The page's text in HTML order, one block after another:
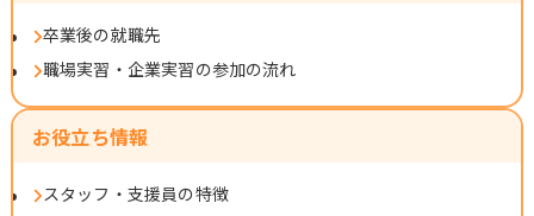
卒業後の就職先
職場実習・企業実習の参加の流れ
お役立ち情報
スタッフ・支援員の特徴